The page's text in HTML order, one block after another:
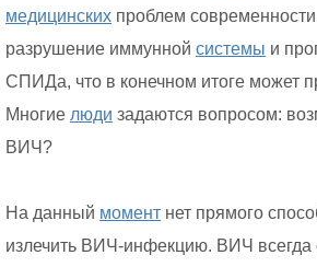
медицинских проблем
разрушение иммунной системы и
СПИДа, что в конечном итоге может
Многие люди задаются вопросом:
ВИЧ?
На данный момент нет прямого
излечить ВИЧ-инфекцию. ВИЧ всегда